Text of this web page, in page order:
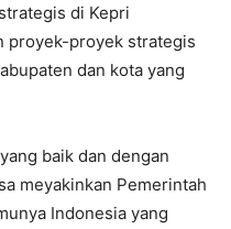
di Kepri
proyek-proyek strategis
dan kota yang
baik dan dengan
meyakinkan Pemerintah
Indonesia yang